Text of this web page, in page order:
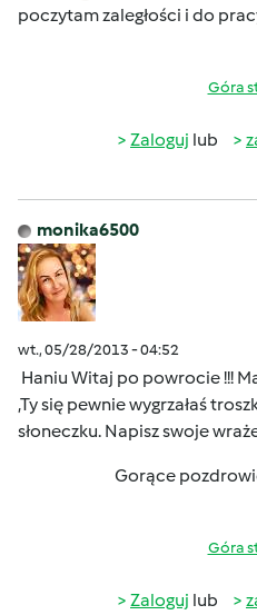
poczytam zaległości i do
Góra
Zaloguj lub
monika6500
wt., 05/28/2013 - 04:52
Haniu Witaj po powrocie !!!
,Ty się pewnie wygrzałaś
słoneczku. Napisz swoje
Gorące
Góra
Zaloguj lub